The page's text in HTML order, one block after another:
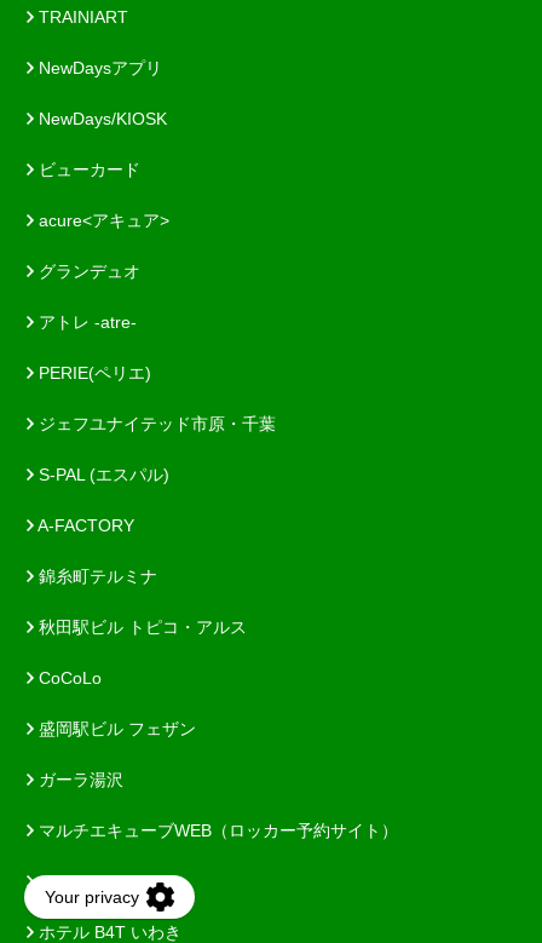
TRAINIART
NewDaysアプリ
NewDays/KIOSK
ビューカード
acure<アキュア>
グランデュオ
アトレ -atre-
PERIE(ペリエ)
ジェフユナイテッド市原・千葉
S-PAL (エスパル)
A-FACTORY
錦糸町テルミナ
秋田駅ビル トピコ・アルス
CoCoLo
盛岡駅ビル フェザン
ガーラ湯沢
マルチエキューブWEB（ロッカー予約サイト）
オレンジページnet
ホテル B4T いわき